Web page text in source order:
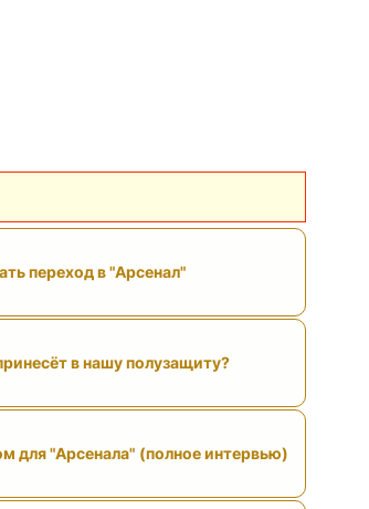
переход в "Арсенал"
в нашу полузащиту?
для "Арсенала" (полное интервью)